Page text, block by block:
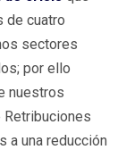
de cuatro
sectores
por ello
nuestros
a una reducción